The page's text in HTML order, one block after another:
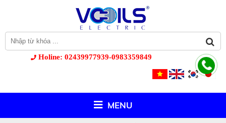
Holine: 02439977939-0983359849
MENU